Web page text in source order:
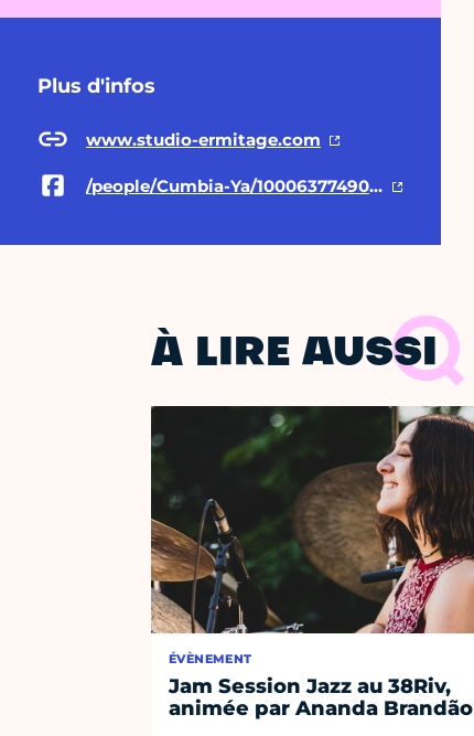
Plus d'infos
www.studio-ermitage.com
/people/Cumbia-Ya/100063774907515/
À LIRE AUSSI
ÉVÈNEMENT
Jam Session Jazz au 38Riv,
animée par Ananda Brandão